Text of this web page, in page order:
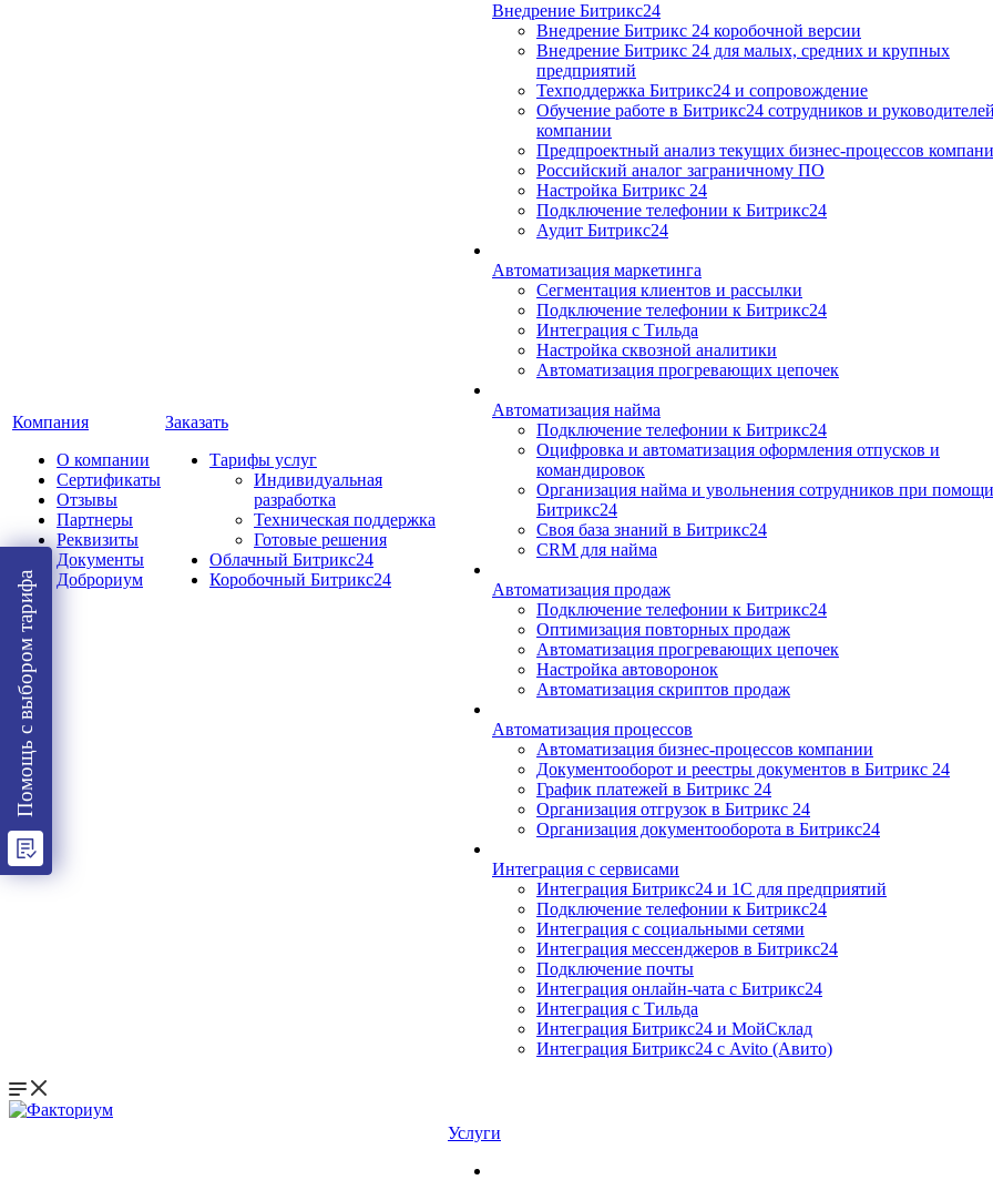
Компания
О компании
Сертификаты
Отзывы
Партнеры
Реквизиты
Документы
Доброриум
Заказать
Тарифы услуг
Индивидуальная
разработка
Техническая поддержка
Готовые решения
Облачный Битрикс24
Коробочный Битрикс24
Внедрение Битрикс24
Внедрение Битрикс 24 коробочной версии
Внедрение Битрикс 24 для малых, средних и крупных
предприятий
Техподдержка Битрикс24 и сопровождение
Обучение работе в Битрикс24 сотрудников и
компании
Предпроектный анализ текущих бизнес-процессов
Российский аналог заграничному ПО
Настройка Битрикс 24
Подключение телефонии к Битрикс24
Аудит Битрикс24
Автоматизация маркетинга
Сегментация клиентов и рассылки
Подключение телефонии к Битрикс24
Интеграция с Тильда
Настройка сквозной аналитики
Автоматизация прогревающих цепочек
Автоматизация найма
Подключение телефонии к Битрикс24
Оцифровка и автоматизация оформления отпусков и
командировок
Организация найма и увольнения сотрудников при помощи
Битрикс24
Своя база знаний в Битрикс24
CRM для найма
Автоматизация продаж
Подключение телефонии к Битрикс24
Оптимизация повторных продаж
Автоматизация прогревающих цепочек
Настройка автоворонок
Автоматизация скриптов продаж
Автоматизация процессов
Автоматизация бизнес-процессов компании
Документооборот и реестры документов в Битрикс 24
График платежей в Битрикс 24
Организация отгрузок в Битрикс 24
Организация документооборота в Битрикс24
Интеграция с сервисами
Интеграция Битрикс24 и 1С для предприятий
Подключение телефонии к Битрикс24
Интеграция с социальными сетями
Интеграция мессенджеров в Битрикс24
Подключение почты
Интеграция онлайн-чата с Битрикс24
Интеграция с Тильда
Интеграция Битрикс24 и МойСклад
Интеграция Битрикс24 с Avito (Авито)
Услуги
Помощь с выбором тарифа